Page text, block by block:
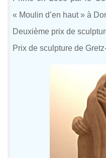
« Moulin d’en haut » à
Deuxième prix de
Prix de sculpture de